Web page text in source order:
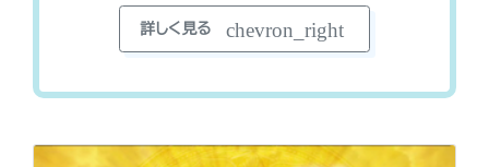
詳しく見る chevron_right